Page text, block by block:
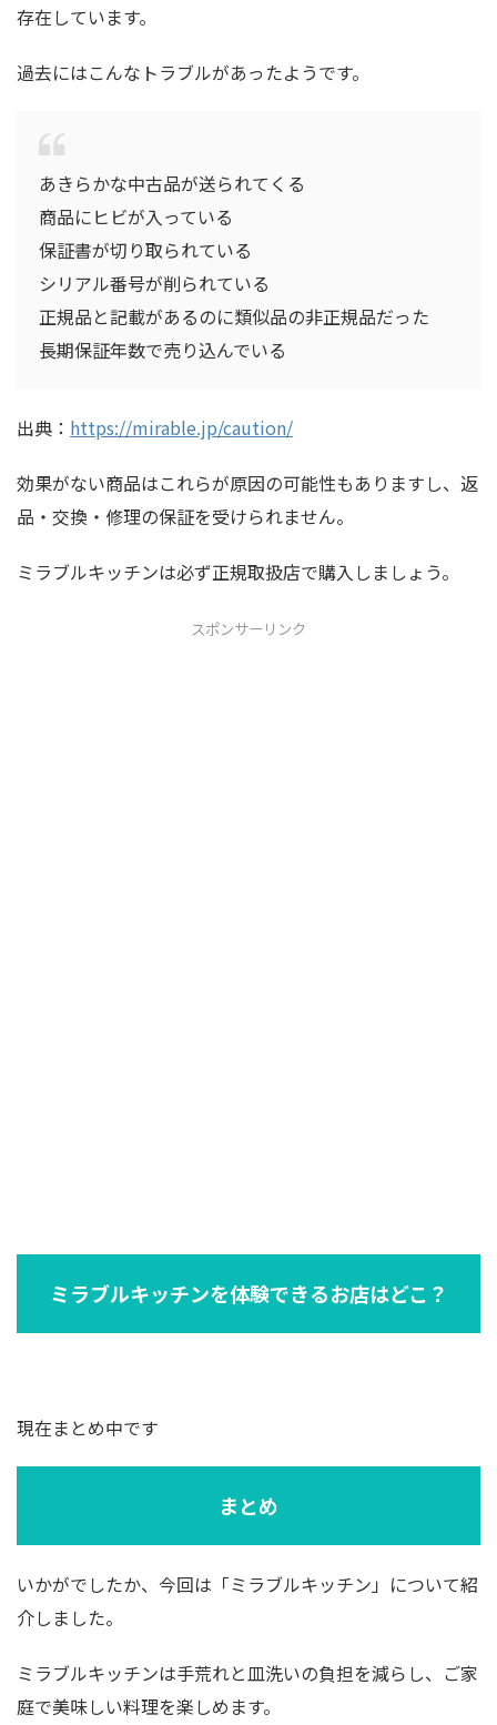
存在しています。
過去にはこんなトラブルがあったようです。
あきらかな中古品が送られてくる
商品にヒビが入っている
保証書が切り取られている
シリアル番号が削られている
正規品と記載があるのに類似品の非正規品だった
長期保証年数で売り込んでいる
出典： https://mirable.jp/caution/
効果がない商品はこれらが原因の可能性もありますし、返
品・交換・修理の保証を受けられません。
ミラブルキッチンは必ず正規取扱店で購入しましょう。
スポンサーリンク
ミラブルキッチンを体験できるお店はどこ？
現在まとめ中です
まとめ
いかがでしたか、今回は「ミラブルキッチン」について紹
介しました。
ミラブルキッチンは手荒れと皿洗いの負担を減らし、ご家
庭で美味しい料理を楽しめます。